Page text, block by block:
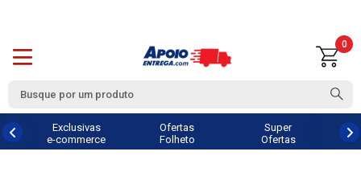
0
Exclusivas
e-commerce
Ofertas
Folheto
Super
Ofertas